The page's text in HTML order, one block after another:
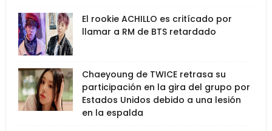
El rookie ACHILLO es critícado por
llamar a RM de BTS retardado
Chaeyoung de TWICE retrasa su
participación en la gira del grupo por
Estados Unidos debido a una lesión
en la espalda